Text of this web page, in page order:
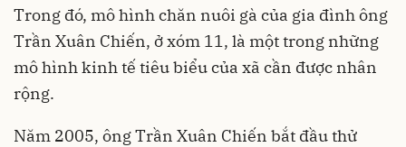
Trong đó, mô hình chăn nuôi gà của gia đình ông
Trần Xuân Chiến, ở xóm 11, là một trong những
mô hình kinh tế tiêu biểu của xã cần được nhân
rộng.
Năm 2005, ông Trần Xuân Chiến bắt đầu thử